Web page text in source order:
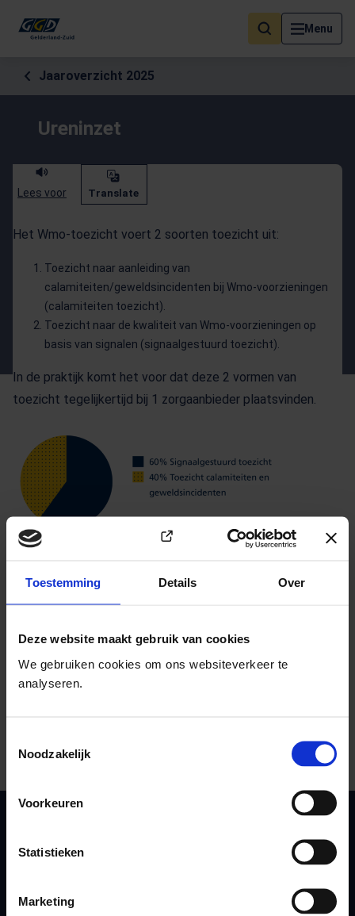
Toestemming Details Over
Deze website maakt gebruik van cookies
We gebruiken cookies om ons websiteverkeer te
analyseren.
Noodzakelijk
Voorkeuren
Statistieken
Marketing
Menu
Als de resultaten voor automatisch aanvullen beschikbaar zijn,
Jaaroverzicht 2025
Ureninzet
Lees voor Translate
Het Wmo-toezicht voert 2 soorten toezicht uit:
Toezicht naar aanleiding van
calamiteiten/geweldsincidenten bij Wmo-voorzieningen
(calamiteiten toezicht).
Toezicht naar de kwaliteit van Wmo-voorzieningen op
basis van signalen (signaalgestuurd toezicht).
In de praktijk komt het voor dat deze 2 vormen van
toezicht tegelijkertijd bij 1 zorgaanbieder plaatsvinden.
Figuur 1: verdeling ureninzet Wmo-toezicht in 2025.
E-mail deze pagina
info@ggdgelderlandzuid.nl